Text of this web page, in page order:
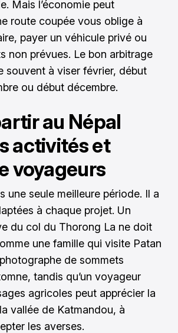
Mais l’économie peut
route coupée vous oblige à
payer un véhicule privé ou
non prévues. Le bon arbitrage
souvent à viser février, début
ou début décembre.
au Népal
activités et
voyageurs
une seule meilleure période. Il a
à chaque projet. Un
du col du Thorong La ne doit
une famille qui visite Patan
de sommets
tandis qu’un voyageur
agricoles peut apprécier la
vallée de Katmandou, à
les averses.